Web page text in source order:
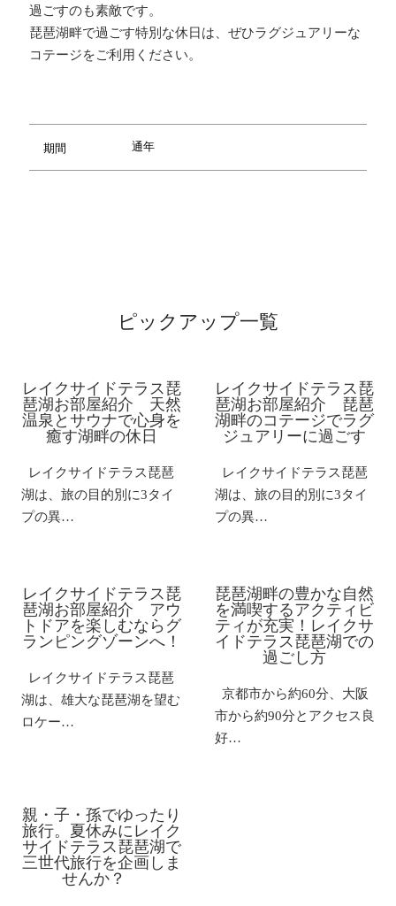
過ごすのも素敵です。
琵琶湖畔で過ごす特別な休日は、ぜひラグジュアリーな
コテージをご利用ください。
期間 通年
ピックアップ一覧
レイクサイドテラス琵
琶湖お部屋紹介 天然
温泉とサウナで心身を
癒す湖畔の休日
レイクサイドテラス琵琶
湖は、旅の目的別に3タイ
プの異…
レイクサイドテラス琵
琶湖お部屋紹介 琵琶
湖畔のコテージでラグ
ジュアリーに過ごす
レイクサイドテラス琵琶
湖は、旅の目的別に3タイ
プの異…
レイクサイドテラス琵
琶湖お部屋紹介 アウ
トドアを楽しむならグ
ランピングゾーンへ！
レイクサイドテラス琵琶
湖は、雄大な琵琶湖を望む
ロケー…
琵琶湖畔の豊かな自然
を満喫するアクティビ
ティが充実！レイクサ
イドテラス琵琶湖での
過ごし方
京都市から約60分、大阪
市から約90分とアクセス良
好…
親・子・孫でゆったり
旅行。夏休みにレイク
サイドテラス琵琶湖で
三世代旅行を企画しま
せんか？